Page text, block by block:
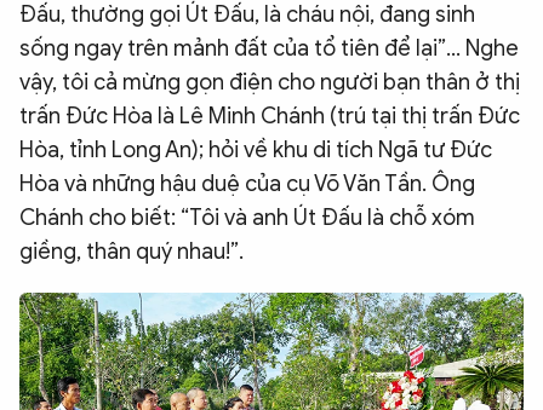
Đấu, thường gọi Út Đấu, là cháu nội, đang sinh
sống ngay trên mảnh đất của tổ tiên để lại”… Nghe
vậy, tôi cả mừng gọn điện cho người bạn thân ở thị
trấn Đức Hòa là Lê Minh Chánh (trú tại thị trấn Đức
Hòa, tỉnh Long An); hỏi về khu di tích Ngã tư Đức
Hòa và những hậu duệ của cụ Võ Văn Tần. Ông
Chánh cho biết: “Tôi và anh Út Đấu là chỗ xóm
giềng, thân quý nhau!”.